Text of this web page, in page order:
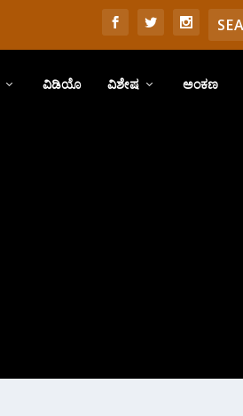
ವಿಡಿಯೊ ವಿಶೇಷ ಅಂಕಣ